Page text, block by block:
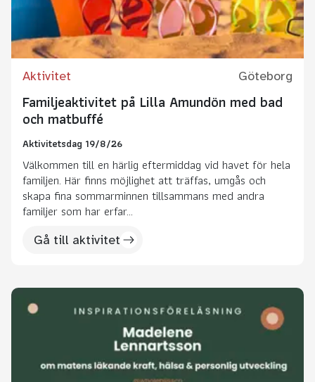
Aktivitet Göteborg
Familjeaktivitet på Lilla Amundön med bad
och matbuffé
Aktivitetsdag 19/8/26
Välkommen till en härlig eftermiddag vid havet för hela
familjen. Här finns möjlighet att träffas, umgås och
skapa fina sommarminnen tillsammans med andra
familjer som har erfar...
Gå till aktivitet